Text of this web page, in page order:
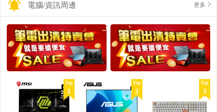
電腦/資訊周邊 更多
Top
1
Top
2
Top
3